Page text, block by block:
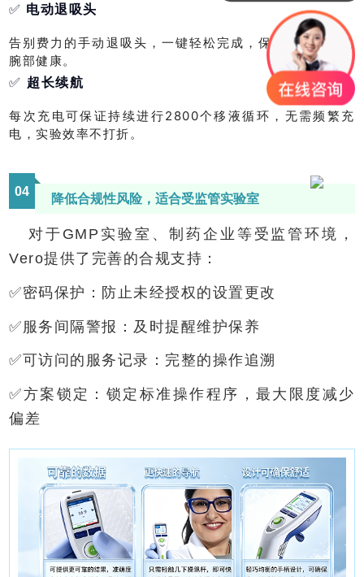
✅ 电动退吸头
告别费力的手动退吸头，一键轻松完成，保护实验人员的
腕部健康。
✅ 超长续航
每次充电可保证持续进行2800个移液循环，无需频繁充
电，实验效率不打折。
04
降低合规性风险，适合受监管实验室
对于GMP实验室、制药企业等受监管环境，
Vero提供了完善的合规支持：
✅密码保护：防止未经授权的设置更改
✅服务间隔警报：及时提醒维护保养
✅可访问的服务记录：完整的操作追溯
✅方案锁定：锁定标准操作程序，最大限度减少
偏差